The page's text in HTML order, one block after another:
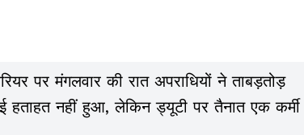
पर मंगलवार की रात अपराधियों ने ताबड़तोड़
हताहत नहीं हुआ, लेकिन ड्यूटी पर तैनात एक कर्मी